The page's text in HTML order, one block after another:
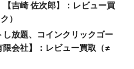
吉崎 佐次郎】：レビュー買
）
放題、コインクリックゴー
会社】：レビュー買取（≠